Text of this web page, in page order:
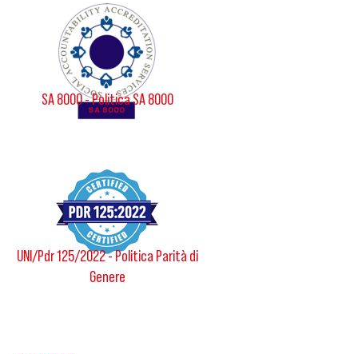
SA 8000 - Politica SA 8000
UNI/Pdr 125/2022 - Politica Parità di
Genere